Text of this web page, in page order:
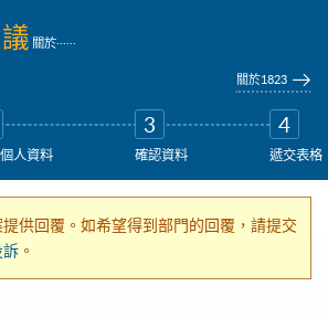
關於
關於1823
人資料
3
確認資料
4
遞交表格
供回覆。如希望得到部門的回覆，請提交
。